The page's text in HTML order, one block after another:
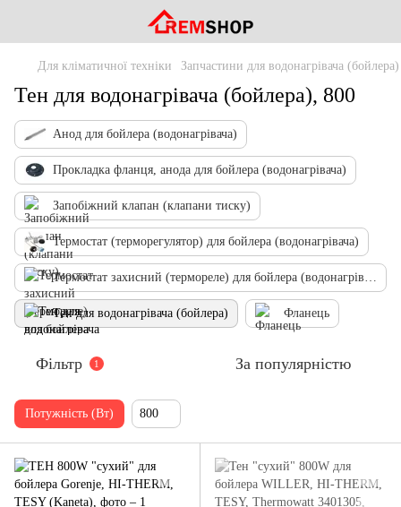
Для кліматичної техніки Запчастини для водонагрівача (бойлера)
Тен для водонагрівача (бойлера), 800
Анод для бойлера (водонагрівача)
Прокладка фланця, анода для бойлера (водонагрівача)
Запобіжний клапан (клапани тиску)
Термостат (терморегулятор) для бойлера (водонагрівача)
Термостат захисний (термореле) для бойлера (водонагрівача)
Тен для водонагрівача (бойлера) Фланець
Фільтр 1 За популярністю
Потужність (Вт) 800